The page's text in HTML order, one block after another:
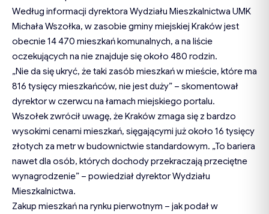
Według informacji dyrektora Wydziału Mieszkalnictwa UMK
Michała Wszołka, w zasobie gminy miejskiej Kraków jest
obecnie 14 470 mieszkań komunalnych, a na liście
oczekujących na nie znajduje się około 480 rodzin.
„Nie da się ukryć, że taki zasób mieszkań w mieście, które ma
816 tysięcy mieszkańców, nie jest duży” – skomentował
dyrektor w czerwcu na łamach miejskiego portalu.
Wszołek zwrócił uwagę, że Kraków zmaga się z bardzo
wysokimi cenami mieszkań, sięgającymi już około 16 tysięcy
złotych za metr w budownictwie standardowym. „To bariera
nawet dla osób, których dochody przekraczają przeciętne
wynagrodzenie” – powiedział dyrektor Wydziału
Mieszkalnictwa.
Zakup mieszkań na rynku pierwotnym – jak podał w